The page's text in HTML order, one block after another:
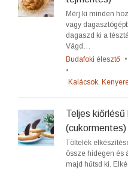
Mérj ki minden
vagy
dagaszd ki a
Vágd…
Budafoki élesztő •
•
Kalácsok,
Teljes
(cukormentes)
Töltelék
össze hidegen és
majd hűtsd ki.